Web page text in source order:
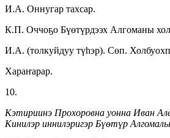
И.А. Оннугар тахсар.
К.П. Оччоҕо Бүөтүрдээх Алгоманы
И.А. (толкуйдуу түһэр). Сөп.
Хараҥарар.
10.
Кэтириинэ Прохоровна уонна Иван
Кинилэр иннилэригэр Бүөтүр